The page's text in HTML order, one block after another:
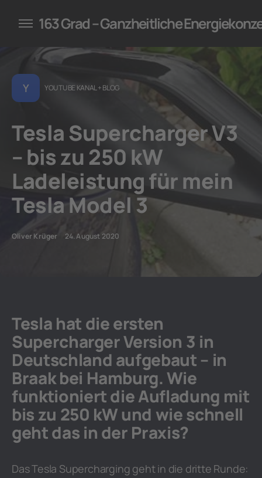
für Unternehmen
163 Grad – Ganzheitliche
Y YOUTUBE KANAL + BLOG
Tesla Supercharger V3
– bis zu 250 kW
Ladeleistung für mein
Tesla Model 3
Oliver Krüger 24. August 2020
Tesla hat die ersten
Supercharger Version 3 in
Deutschland aufgebaut – in
Braak bei Hamburg. Wie
funktioniert die Aufladung mit
bis zu 250 kW und wie schnell
geht das in der Praxis?
Das Tesla Supercharging geht in die dritte Runde: